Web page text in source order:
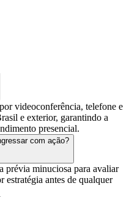
videoconferência, telefone e
e exterior, garantindo a
presencial.
com ação?
prévia minuciosa para avaliar
estratégia antes de qualquer